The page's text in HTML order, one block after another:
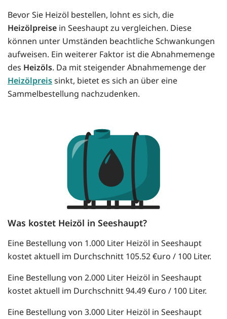
Bevor Sie Heizöl bestellen, lohnt es sich, die
Heizölpreise in Seeshaupt zu vergleichen. Diese
können unter Umständen beachtliche Schwankungen
aufweisen. Ein weiterer Faktor ist die Abnahmemenge
des Heizöls. Da mit steigender Abnahmemenge der
Heizölpreissinkt, bietet es sich an über eine
Sammelbestellung nachzudenken.
Was kostet Heizöl in Seeshaupt?
Eine Bestellung von 1.000 Liter Heizöl in Seeshaupt
kostet aktuell im Durchschnitt 105.52 €uro / 100 Liter.
Eine Bestellung von 2.000 Liter Heizöl in Seeshaupt
kostet aktuell im Durchschnitt 94.49 €uro / 100 Liter.
Eine Bestellung von 3.000 Liter Heizöl in Seeshaupt